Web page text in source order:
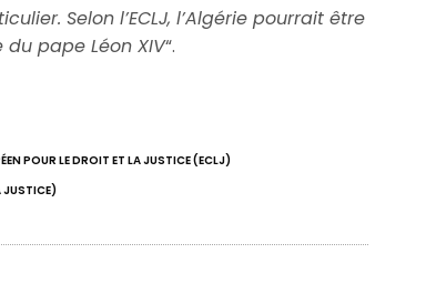
Selon l’ECLJ, l’Algérie pourrait être
pape Léon XIV“.
POUR LE DROIT ET LA JUSTICE (ECLJ)
JUSTICE)